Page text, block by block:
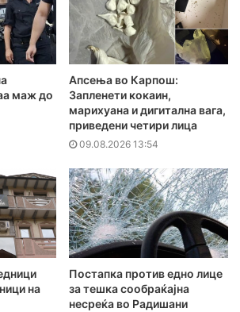
маж до
Апсења во Карпош:
Запленети кокаин,
марихуана и дигитална вага,
приведени четири лица
09.08.2026 13:54
на
Постапка против едно лице
за тешка сообраќајна
несреќа во Радишани